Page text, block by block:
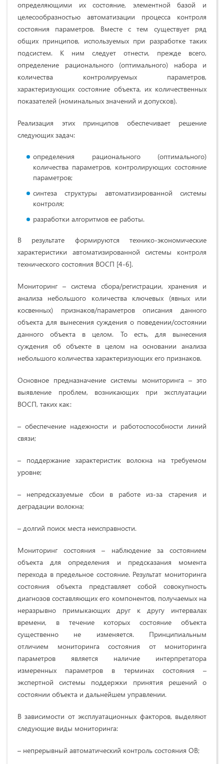
определяющими их состояние, элементной базой и
целесообразностью автоматизации процесса контроля
состояния параметров. Вместе с тем существует ряд
общих принципов, используемых при разработке таких
подсистем. К ним следует отнести, прежде всего,
определение рационального (оптимального) набора и
количества контролируемых параметров,
характеризующих состояние объекта, их количественных
показателей (номинальных значений и допусков).
Реализация этих принципов обеспечивает решение
следующих задач:
определения рационального (оптимального)
количества параметров, контролирующих состояние
параметров;
синтеза структуры автоматизированной системы
контроля;
разработки алгоритмов ее работы.
В результате формируются технико-экономические
характеристики автоматизированной системы контроля
технического состояния ВОСП [4-6].
Мониторинг – система сбора/регистрации, хранения и
анализа небольшого количества ключевых (явных или
косвенных) признаков/параметров описания данного
объекта для вынесения суждения о поведении/состоянии
данного объекта в целом. То есть, для вынесения
суждения об объекте в целом на основании анализа
небольшого количества характеризующих его признаков.
Основное предназначение системы мониторинга – это
выявление проблем, возникающих при эксплуатации
ВОСП, таких как:
– обеспечение надежности и работоспособности линий
связи;
– поддержание характеристик волокна на требуемом
уровне;
– непредсказуемые сбои в работе из-за старения и
деградации волокна;
– долгий поиск места неисправности.
Мониторинг состояния – наблюдение за состоянием
объекта для определения и предсказания момента
перехода в предельное состояние. Результат мониторинга
состояния объекта представляет собой совокупность
диагнозов составляющих его компонентов, получаемых на
неразрывно примыкающих друг к другу интервалах
времени, в течение которых состояние объекта
существенно не изменяется. Принципиальным
отличием мониторинга состояния от мониторинга
параметров
является наличие интерпретатора
измеренных параметров в терминах состояния –
экспертной системы поддержки принятия решений о
состоянии объекта и дальнейшем управлении.
В зависимости от эксплуатационных факторов, выделяют
следующие виды мониторинга:
– непрерывный автоматический контроль состояния ОВ;